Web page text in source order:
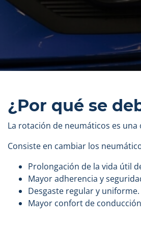
¿Por qué se
La rotación de neumáticos es
Consiste en cambiar los
Prolongación de la vida útil
Mayor adherencia y
Desgaste regular y uniforme.
Mayor confort de